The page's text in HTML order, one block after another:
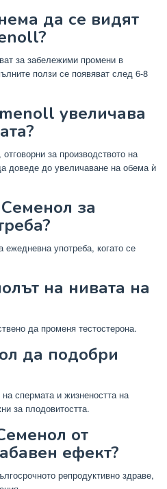
да се видят
за забележими промени в
ползи се появяват след 6-8
увеличава
за производството на
доведе до увеличаване на обема ѝ
за
употреба, когато се
на нивата на
да променя тестостерона.
да подобри
спермата и жизнеността на
за плодовитостта.
от
ефект?
репродуктивно здраве,